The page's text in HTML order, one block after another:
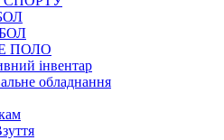
ПОЛО
інвентар
обладнання